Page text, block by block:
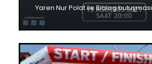
Yaren Nur Polat ile Bialog buluşması